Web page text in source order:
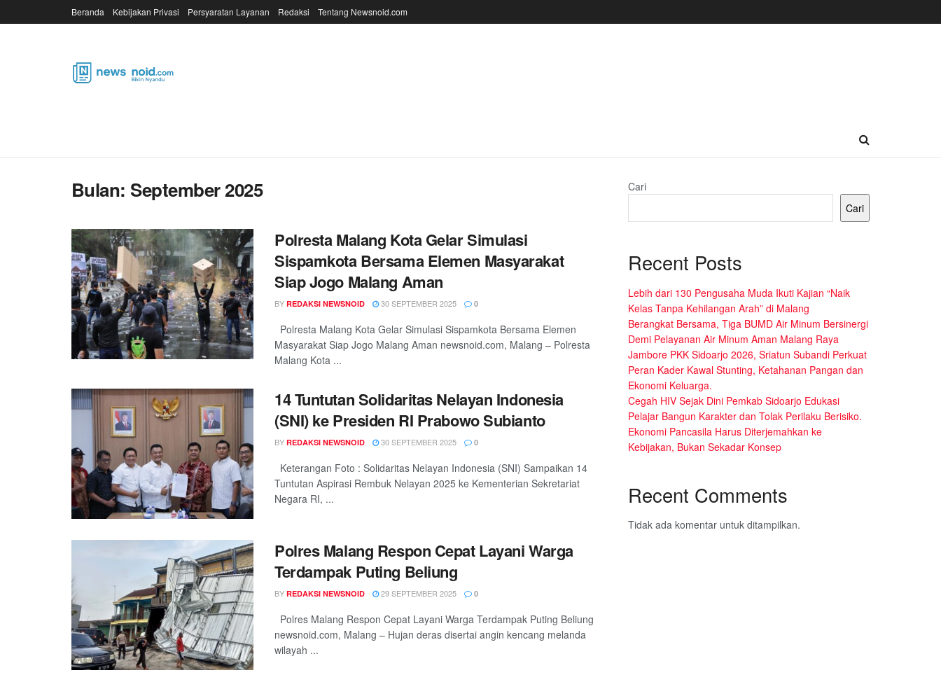
Beranda Kebijakan Privasi Persyaratan Layanan Redaksi Tentang Newsnoid.com
Bulan: September 2025
Polresta Malang Kota Gelar Simulasi
Sispamkota Bersama Elemen Masyarakat
Siap Jogo Malang Aman
BY REDAKSI NEWSNOID 30 SEPTEMBER 2025 0
Polresta Malang Kota Gelar Simulasi Sispamkota Bersama Elemen
Masyarakat Siap Jogo Malang Aman newsnoid.com, Malang – Polresta
Malang Kota ...
14 Tuntutan Solidaritas Nelayan Indonesia
(SNI) ke Presiden RI Prabowo Subianto
BY REDAKSI NEWSNOID 30 SEPTEMBER 2025 0
Keterangan Foto : Solidaritas Nelayan Indonesia (SNI) Sampaikan 14
Tuntutan Aspirasi Rembuk Nelayan 2025 ke Kementerian Sekretariat
Negara RI, ...
Polres Malang Respon Cepat Layani Warga
Terdampak Puting Beliung
BY REDAKSI NEWSNOID 29 SEPTEMBER 2025 0
Polres Malang Respon Cepat Layani Warga Terdampak Puting Beliung
newsnoid.com, Malang – Hujan deras disertai angin kencang melanda
wilayah ...
Cari
Cari
Recent Posts
Lebih dari 130 Pengusaha Muda Ikuti Kajian “Naik
Kelas Tanpa Kehilangan Arah” di Malang
Berangkat Bersama, Tiga BUMD Air Minum Bersinergi
Demi Pelayanan Air Minum Aman Malang Raya
Jambore PKK Sidoarjo 2026, Sriatun Subandi Perkuat
Peran Kader Kawal Stunting, Ketahanan Pangan dan
Ekonomi Keluarga.
Cegah HIV Sejak Dini Pemkab Sidoarjo Edukasi
Pelajar Bangun Karakter dan Tolak Perilaku Berisiko.
Ekonomi Pancasila Harus Diterjemahkan ke
Kebijakan, Bukan Sekadar Konsep
Recent Comments
Tidak ada komentar untuk ditampilkan.